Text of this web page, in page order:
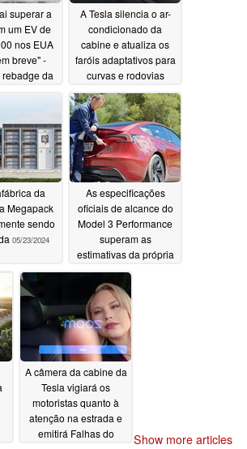
superar a
um EV de
nos EUA
breve" -
da
2024
A Tesla silencia o ar-
condicionado da
cabine e atualiza os
faróis adaptativos para
curvas e rodovias
antes das viagens de
verão05/27/2024
da
Megapack
sendo
05/23/2024
As especificações
oficiais de alcance do
Model 3 Performance
superam as
estimativas da própria
Tesla05/23/2024
A câmera da cabine da
Tesla vigiará os
motoristas quanto à
atenção na estrada e
emitirá Falhas do
Show more articles